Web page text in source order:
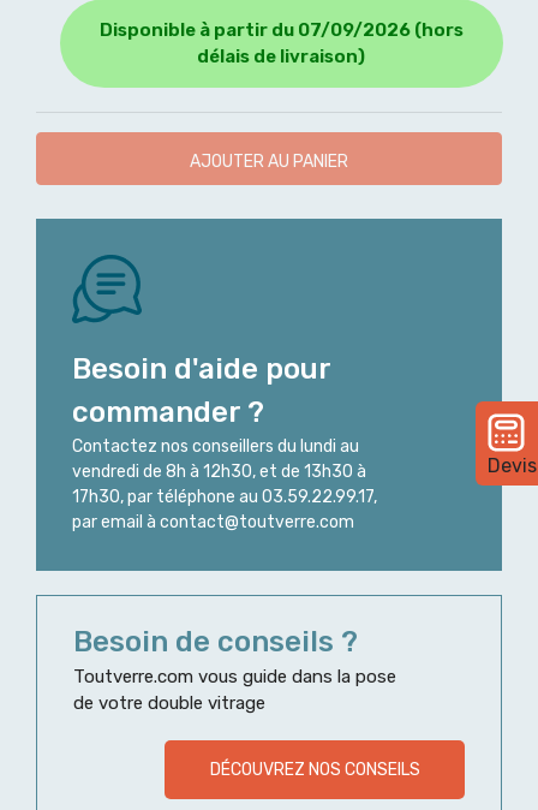
Devis
Disponible à partir du 07/09/2026 (hors
délais de livraison)
AJOUTER AU PANIER
Besoin d'aide pour
commander ?
Contactez nos conseillers du lundi au
vendredi de 8h à 12h30, et de 13h30 à
17h30, par téléphone au 03.59.22.99.17,
par email à contact@toutverre.com
Besoin de conseils ?
Toutverre.com vous guide dans la pose
de votre double vitrage
DÉCOUVREZ NOS CONSEILS